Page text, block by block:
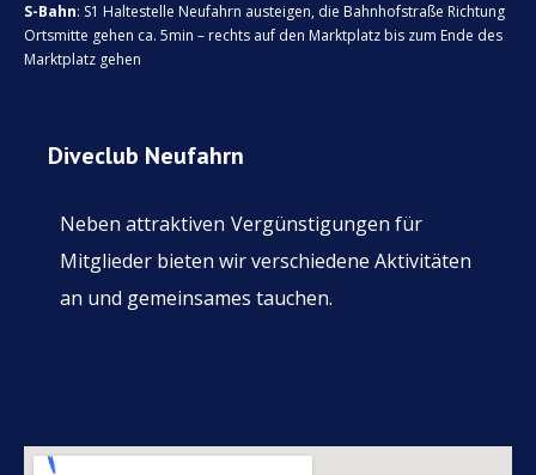
S-Bahn: S1 Haltestelle Neufahrn austeigen, die Bahnhofstraße Richtung
Ortsmitte gehen ca. 5min – rechts auf den Marktplatz bis zum Ende des
Marktplatz gehen
Diveclub Neufahrn
Neben attraktiven Vergünstigungen für
Mitglieder bieten wir verschiedene Aktivitäten
an und gemeinsames tauchen.